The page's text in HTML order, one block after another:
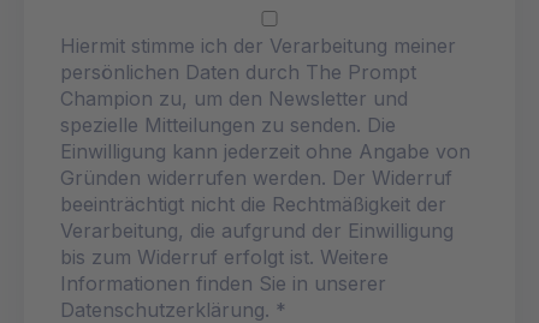
Hiermit stimme ich der Verarbeitung meiner
persönlichen Daten durch The Prompt
Champion zu, um den Newsletter und
spezielle Mitteilungen zu senden. Die
Einwilligung kann jederzeit ohne Angabe von
Gründen widerrufen werden. Der Widerruf
beeinträchtigt nicht die Rechtmäßigkeit der
Verarbeitung, die aufgrund der Einwilligung
bis zum Widerruf erfolgt ist. Weitere
Informationen finden Sie in unserer
Datenschutzerklärung. *